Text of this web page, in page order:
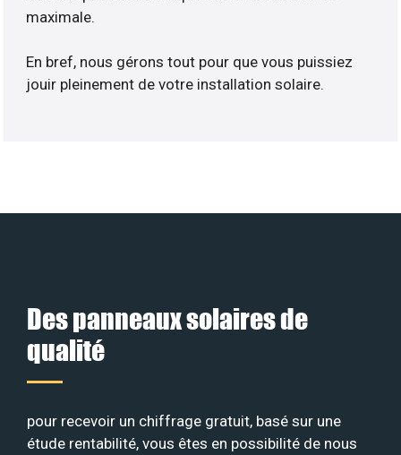
maximale.
En bref, nous gérons tout pour que vous puissiez
jouir pleinement de votre installation solaire.
Des panneaux solaires de
qualité
pour recevoir un chiffrage gratuit, basé sur une
étude rentabilité, vous êtes en possibilité de nous